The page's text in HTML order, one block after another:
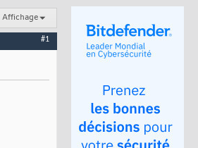
Affichage
#1